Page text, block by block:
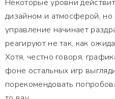
Некоторые уровни
дизайном и атмосферой, но
управление начинает
реагируют не так, как
Хотя, честно говоря,
фоне остальных игр
порекомендовать